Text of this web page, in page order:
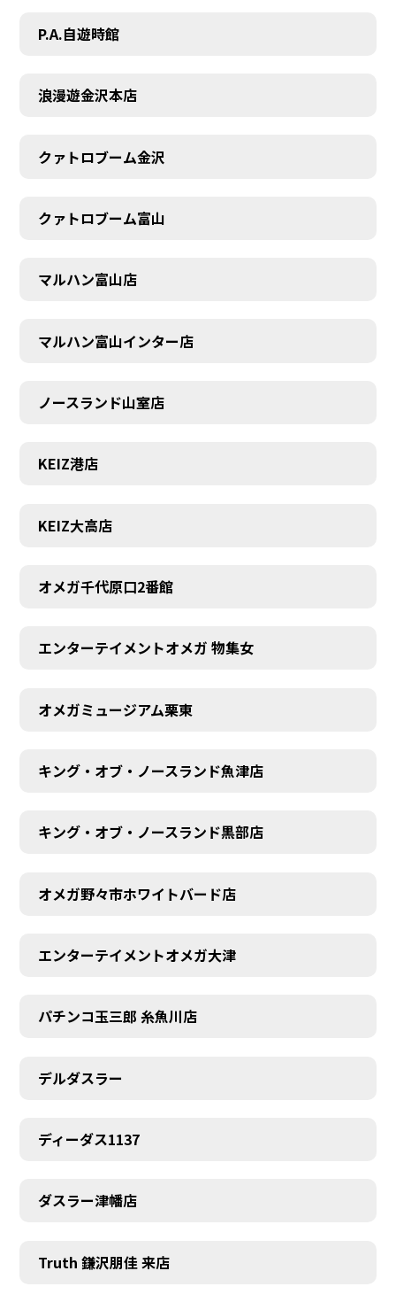
P.A.自遊時館
浪漫遊金沢本店
クァトロブーム金沢
クァトロブーム富山
マルハン富山店
マルハン富山インター店
ノースランド山室店
KEIZ港店
KEIZ大高店
オメガ千代原口2番館
エンターテイメントオメガ 物集女
オメガミュージアム栗東
キング・オブ・ノースランド魚津店
キング・オブ・ノースランド黒部店
オメガ野々市ホワイトバード店
エンターテイメントオメガ大津
パチンコ玉三郎 糸魚川店
デルダスラー
ディーダス1137
ダスラー津幡店
Truth 鎌沢朋佳 来店